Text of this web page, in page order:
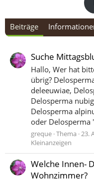
Beiträge
Suche
Hallo, Wer hat
übrig?
deleeuwiae,
Delosperma
Delosperma
oder Delosperma
greque Thema 23.
Kleinanzeigen
Welche Innen-
Wohnzimmer?